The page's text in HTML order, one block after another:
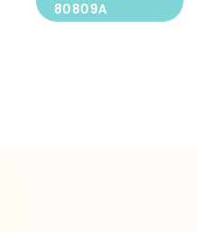
80809A